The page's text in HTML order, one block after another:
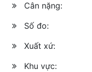
Cân nặng:
Số đo:
Xuất xứ:
Khu vực: